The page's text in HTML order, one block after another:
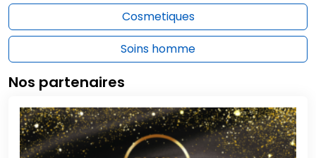
Cosmetiques
Soins homme
Nos partenaires